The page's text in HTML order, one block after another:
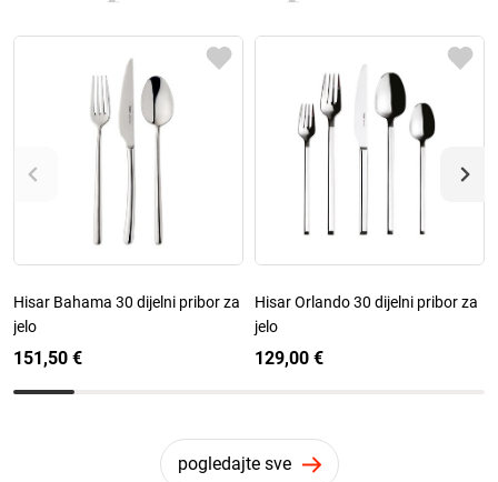
Hisar Bahama 30 dijelni pribor za
jelo
151,50 €
Hisar Orlando 30 dijelni pribor za
jelo
129,00 €
pogledajte sve